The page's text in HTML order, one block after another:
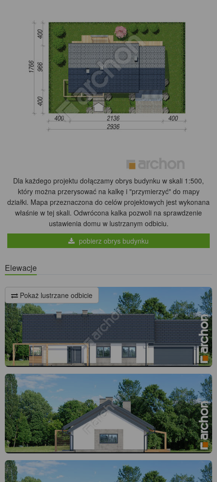
Dla każdego projektu dołączamy obrys budynku w skali 1:500,
który można przerysować na kalkę i "przymierzyć" do mapy
działki. Mapa przeznaczona do celów projektowych jest wykonana
właśnie w tej skali. Odwrócona kalka pozwoli na sprawdzenie
ustawienia domu w lustrzanym odbiciu.
pobierz obrys budynku
Elewacje
Pokaż lustrzane odbicie